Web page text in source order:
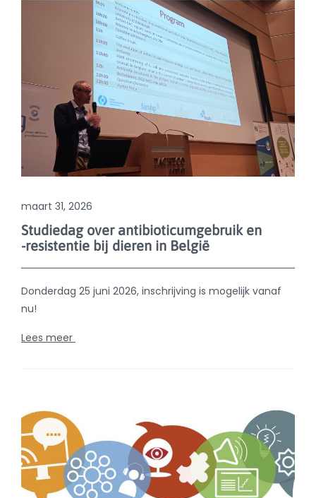
Studiedag over antibioticumgebruik en
-resistentie bij dieren in België
Donderdag 25 juni 2026, inschrijving is mogelijk vanaf
maart 30, 2026
Bent u in de praktijk al vertrouwd met de
registratie van het antibioticagebruik?